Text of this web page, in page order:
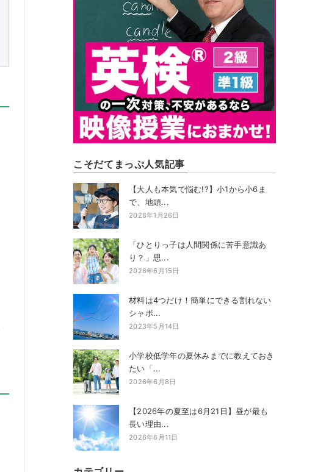
こそだてまっぷ人気記事
【大人も本気で悩む!?】小1から小6ま
で、地頭...
2026年1月26日
「ひとりっ子は人間関係に苦手意識あ
り？」思...
2026年6月15日
材料は4つだけ！簡単にできる割れない
シャボ...
2023年5月14日
小学校低学年の夏休みまでに教えておき
たい「...
2026年6月8日
【2026年の夏至は6月21日】昼が最も
長い理由...
2026年6月11日